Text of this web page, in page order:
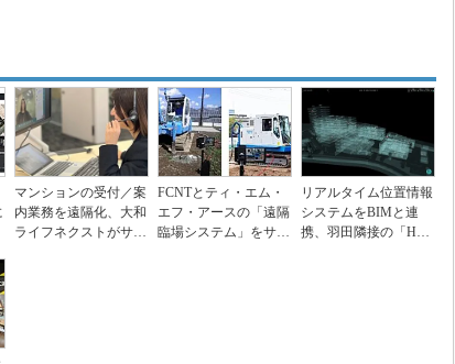
マンションの受付／案
内業務を遠隔化、大和
ライフネクストがサー
FCNTとティ・エム・
エフ・アースの「遠隔
臨場システム」をサム
リアルタイム位置情報
システムをBIMと連
携、羽田隣接の「HICi